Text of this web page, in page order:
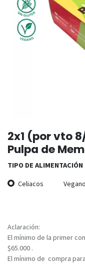
2x1 (por vto
Pulpa de
TIPO DE ALIMENTACIÓN
Celiacos Vegano
Aclaración:
El mínimo de la primer
$65.000 .
El mínimo de compra